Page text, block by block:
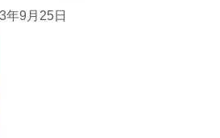
年9月25日